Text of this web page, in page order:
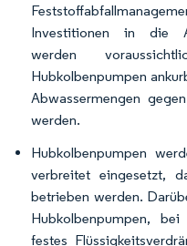
Investitionen in die
werden
Hubkolbenpumpen
Abwassermengen
werden.
Hubkolbenpumpen
verbreitet eingesetzt,
betrieben werden.
Hubkolbenpumpen,
festes